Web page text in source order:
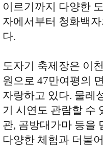
이르기까지 다양한
자에서부터 청화백
다.
도자기 축제장은 이
원으로 47만여평의
자랑하고 있다. 물레
기 시연도 관람할 수
관, 곰방대가마 등을
다양한 체험과 더불